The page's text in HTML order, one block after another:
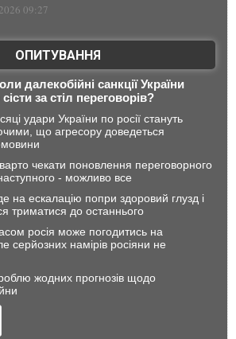
09:27
ОПИТУВАННЯ
далекобійні санкції України
за стіл переговорів?
удари України по росії стануть
що агресору доведеться
чекати поновлення переговорного
- можливо все
на ескалацію попри здоровий глузд і
триматися до останнього
росія може погодитись на
серйозних намірів росіяни не
жодних прогнозів щодо